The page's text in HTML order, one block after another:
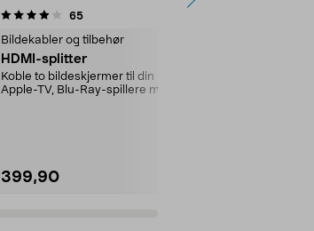
65anmeldelser
Bildekabler og tilbehør
HDMI-splitter
Koble to bildeskjermer til din
Apple-TV, Blu-Ray-spillere m.m.
399,90
4.5 av 5 stjerner